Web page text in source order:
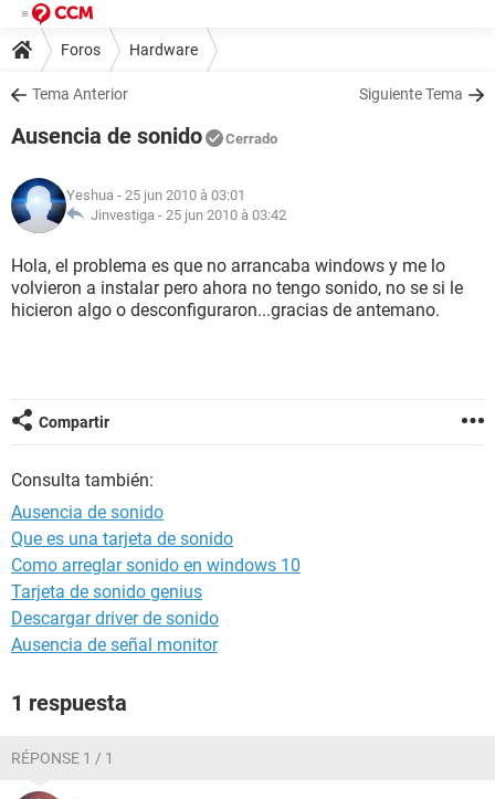
Foros Hardware
Tema Anterior Siguiente Tema
Ausencia de sonido Cerrado
Yeshua - 25 jun 2010 à 03:01
Jinvestiga - 25 jun 2010 à 03:42
Hola, el problema es que no arrancaba windows y me lo
volvieron a instalar pero ahora no tengo sonido, no se si le
hicieron algo o desconfiguraron...gracias de antemano.
Compartir
Consulta también:
Ausencia de sonido
Que es una tarjeta de sonido
Como arreglar sonido en windows 10
Tarjeta de sonido genius
Descargar driver de sonido
Ausencia de señal monitor
1 respuesta
RÉPONSE 1 / 1